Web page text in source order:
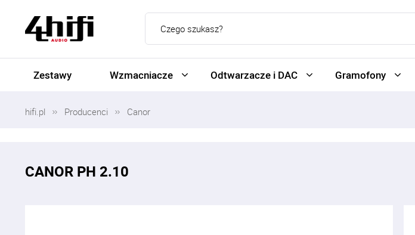
Zestawy Wzmacniacze Odtwarzacze i DAC Gramofony
hifi.pl Producenci Canor
CANOR PH 2.10